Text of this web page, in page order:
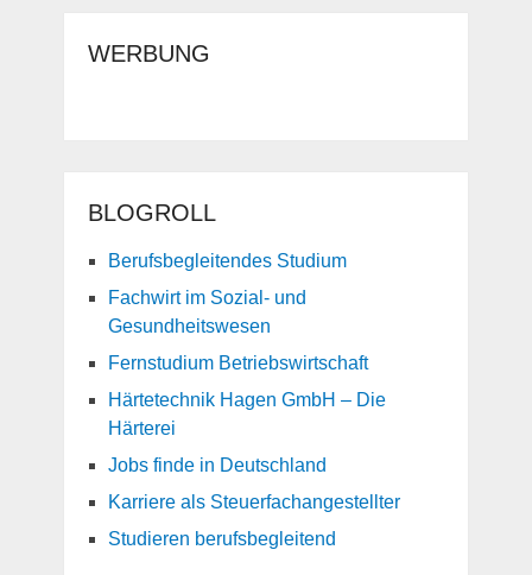
WERBUNG
BLOGROLL
Berufsbegleitendes Studium
Fachwirt im Sozial- und
Gesundheitswesen
Fernstudium Betriebswirtschaft
Härtetechnik Hagen GmbH – Die
Härterei
Jobs finde in Deutschland
Karriere als Steuerfachangestellter
Studieren berufsbegleitend